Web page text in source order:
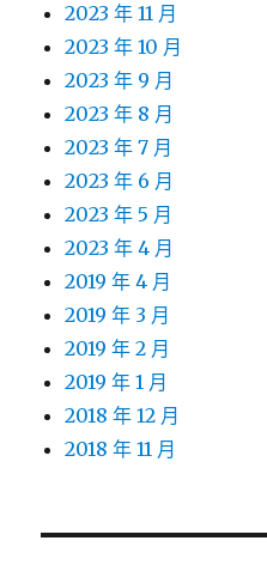
2023 年 11 月
2023 年 10 月
2023 年 9 月
2023 年 8 月
2023 年 7 月
2023 年 6 月
2023 年 5 月
2023 年 4 月
2019 年 4 月
2019 年 3 月
2019 年 2 月
2019 年 1 月
2018 年 12 月
2018 年 11 月